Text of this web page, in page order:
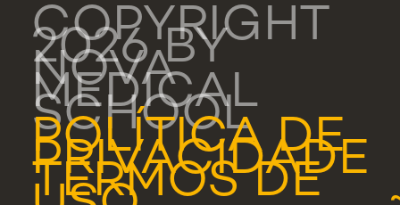
COPYRIGHT
2026 BY
NOVA
MEDICAL
SCHOOL
POLÍTICA DE
PRIVACIDADE
TERMOS DE